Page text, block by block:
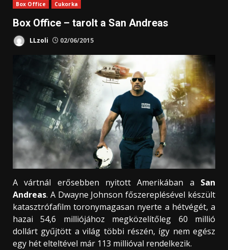
Box Office Cukorka
Box Office – tarolt a San Andreas
LLzoli 02/06/2015
A vártnál erősebben nyitott Amerikában a San
Andreas. A Dwayne Johnson főszereplésével készült
katasztrófafilm toronymagasan nyerte a hétvégét, a
hazai 54,6 milliójához megközelítőleg 60 millió
dollárt gyűjtött a világ többi részén, így nem egész
egy hét elteltével már 113 millióval rendelkezik.